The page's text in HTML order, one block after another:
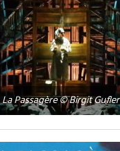
La Passagère © Birgit Gufler